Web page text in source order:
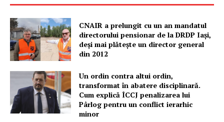
CNAIR a prelungit cu un an mandatul
directorului pensionar de la DRDP Iași,
deși mai plătește un director general
din 2012
Un ordin contra altui ordin,
transformat în abatere disciplinară.
Cum explică ÎCCJ penalizarea lui
Pârlog pentru un conflict ierarhic
minor